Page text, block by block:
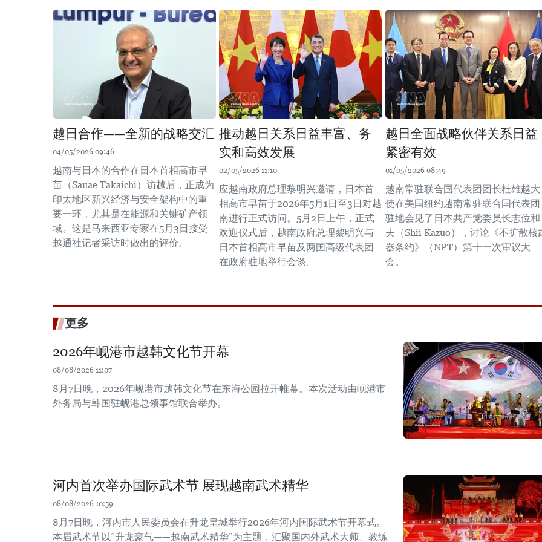
越日合作——全新的战略交汇
04/05/2026 09:46
越南与日本的合作在日本首相高市早
苗（Sanae Takaichi）访越后，正成为
印太地区新兴经济与安全架构中的重
要一环，尤其是在能源和关键矿产领
域。这是马来西亚专家在5月3日接受
越通社记者采访时做出的评价。
推动越日关系日益丰富、务
实和高效发展
02/05/2026 11:10
应越南政府总理黎明兴邀请，日本首
相高市早苗于2026年5月1日至3日对越
南进行正式访问。5月2日上午，正式
欢迎仪式后，越南政府总理黎明兴与
日本首相高市早苗及两国高级代表团
在政府驻地举行会谈。
越日全面战略伙伴关系日益
紧密有效
01/05/2026 08:49
越南常驻联合国代表团团长杜雄越大
使在美国纽约越南常驻联合国代表团
驻地会见了日本共产党委员长志位和
夫（Shii Kazuo），讨论《不扩散核
器条约》（NPT）第十一次审议大
会。
更多
2026年岘港市越韩文化节开幕
08/08/2026 11:07
8月7日晚，2026年岘港市越韩文化节在东海公园拉开帷幕。本次活动由岘港市
外务局与韩国驻岘港总领事馆联合举办。
河内首次举办国际武术节 展现越南武术精华
08/08/2026 10:59
8月7日晚，河内市人民委员会在升龙皇城举行2026年河内国际武术节开幕式。
本届武术节以“升龙豪气——越南武术精华”为主题，汇聚国内外武术大师、教练